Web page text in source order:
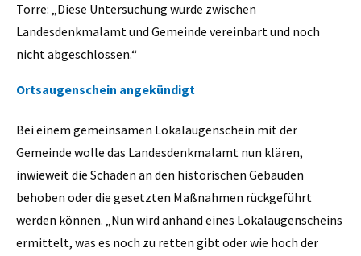
Torre: „Diese Untersuchung wurde zwischen
Landesdenkmalamt und Gemeinde vereinbart und noch
nicht abgeschlossen.“
Ortsaugenschein angekündigt
Bei einem gemeinsamen Lokalaugenschein mit der
Gemeinde wolle das Landesdenkmalamt nun klären,
inwieweit die Schäden an den historischen Gebäuden
behoben oder die gesetzten Maßnahmen rückgeführt
werden können. „Nun wird anhand eines Lokalaugenscheins
ermittelt, was es noch zu retten gibt oder wie hoch der